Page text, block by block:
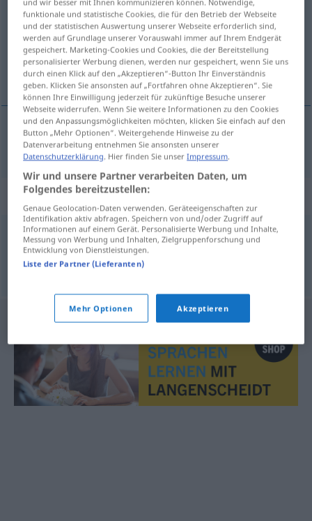
Übersicht aller Übersetzungen
(Für mehr Details die Übersetzung anklicken/antippen)
chlad
chladma. FIG Kühle
Synonyme für "Kühle"
Frische,Kälte,Frost
funktionale und statistische Cookies, die für den Betrieb der Webseite
und der statistischen Auswertung unserer Webseite erforderlich sind,
werden auf Grundlage unserer Vorauswahl immer auf Ihrem Endgerät
gespeichert. Marketing-Cookies und Cookies, die der Bereitstellung
personalisierter Werbung dienen, werden nur gespeichert, wenn Sie uns
durch einen Klick auf den „Akzeptieren“-Button Ihr Einverständnis
geben. Klicken Sie ansonsten auf „Fortfahren ohne Akzeptieren“. Sie
können Ihre Einwilligung jederzeit für zukünftige Besuche unserer
Webseite widerrufen. Wenn Sie weitere Informationen zu den Cookies
und den Anpassungsmöglichkeiten möchten, klicken Sie einfach auf den
Button „Mehr Optionen“. Weitergehende Hinweise zu der
Datenverarbeitung entnehmen Sie ansonsten unserer
Datenschutzerklärung . Hier finden Sie unserImpressum
Wir und unsere Partner verarbeiten Daten, um
Folgendes bereitzustellen:
Genaue Geolocation-Daten verwenden. Geräteeigenschaften zur
Identifikation aktiv abfragen. Speichern von und/oder Zugriff auf
Informationen auf einem Gerät. Personalisierte Werbung und Inhalte,
Messung von Werbung und Inhalten, Zielgruppenforschung und
Entwicklung von Dienstleistungen.
Liste der Partner (Lieferanten)
Mehr Optionen Akzeptieren